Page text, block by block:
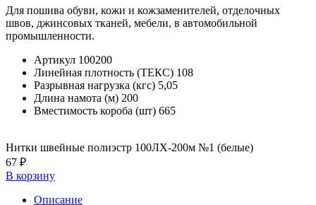
Для пошива обуви, кожи и кожзаменителей, отделочных
швов, джинсовых тканей, мебели, в автомобильной
промышленности.
Артикул 100200
Линейная плотность (ТЕКС) 108
Разрывная нагрузка (кгс) 5,05
Длина намота (м) 200
Вместимость короба (шт) 665
Нитки швейные полиэстр 100ЛХ-200м №1 (белые)
67 ₽
В корзину
Описание